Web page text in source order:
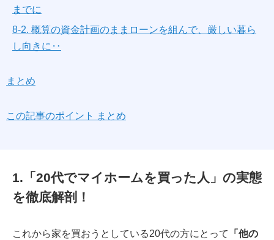
までに
8-2. 概算の資金計画のままローンを組んで、厳しい暮ら
し向きに‥
まとめ
この記事のポイント まとめ
1.「20代でマイホームを買った人」の実態
を徹底解剖！
これから家を買おうとしている20代の方にとって
「他の